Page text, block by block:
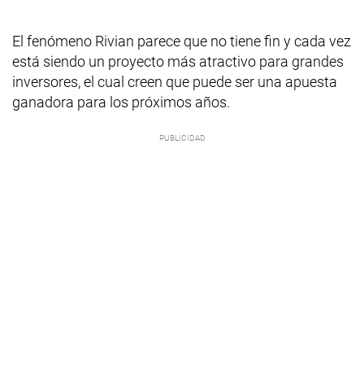
El fenómeno Rivian parece que no tiene fin y cada vez
está siendo un proyecto más atractivo para grandes
inversores, el cual creen que puede ser una apuesta
ganadora para los próximos años.